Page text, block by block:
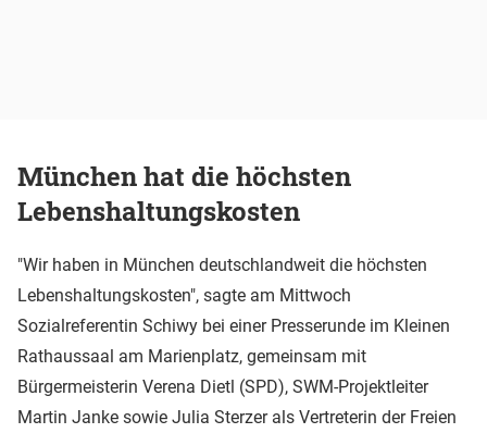
München hat die höchsten
Lebenshaltungskosten
"Wir haben in München deutschlandweit die höchsten
Lebenshaltungskosten", sagte am Mittwoch
Sozialreferentin Schiwy bei einer Presserunde im Kleinen
Rathaussaal am Marienplatz, gemeinsam mit
Bürgermeisterin Verena Dietl (SPD), SWM-Projektleiter
Martin Janke sowie Julia Sterzer als Vertreterin der Freien